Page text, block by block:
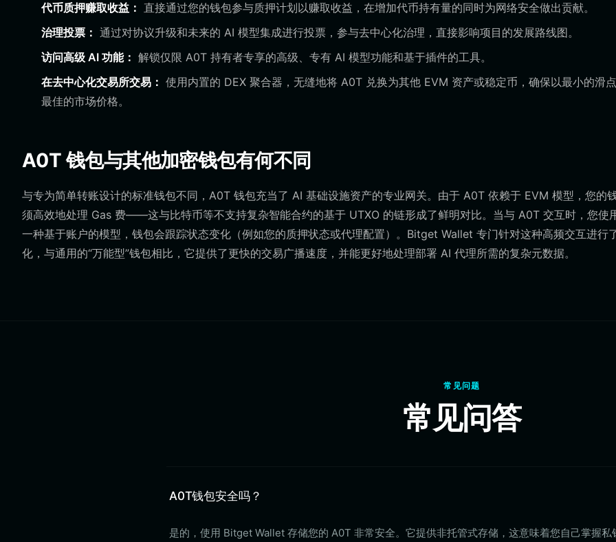
代币质押赚取收益： 直接通过您的钱包参与质押计划以赚取收益，在增加代币持有量的同时为网络安全做出贡献。
治理投票： 通过对协议升级和未来的 AI 模型集成进行投票，参与去中心化治理，直接影响项目的发展路线图。
访问高级 AI 功能： 解锁仅限 A0T 持有者专享的高级、专有 AI 模型功能和基于插件的工具。
在去中心化交易所交易： 使用内置的 DEX 聚合器，无缝地将 A0T 兑换为其他 EVM 资产或稳定币，确保以最小的滑
最佳的市场价格。
A0T 钱包与其他加密钱包有何不同
与专为简单转账设计的标准钱包不同，A0T 钱包充当了 AI 基础设施资产的专业网关。由于 A0T 依赖于 EVM 模型，您的
须高效地处理 Gas 费——这与比特币等不支持复杂智能合约的基于 UTXO 的链形成了鲜明对比。当与 A0T 交互时，您使
一种基于账户的模型，钱包会跟踪状态变化（例如您的质押状态或代理配置）。Bitget Wallet 专门针对这种高频交互进行
化，与通用的“万能型”钱包相比，它提供了更快的交易广播速度，并能更好地处理部署 AI 代理所需的复杂元数据。
常见问题
常见问答
A0T钱包安全吗？
是的，使用 Bitget Wallet 存储您的 A0T 非常安全。它提供非托管式存储，这意味着您自己掌握私